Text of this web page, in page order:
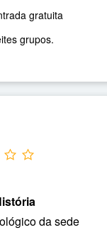
gratuita
grupos.
da sede